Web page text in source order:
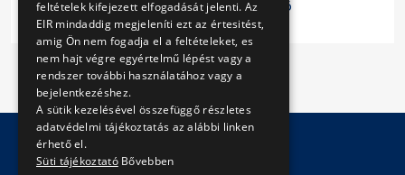
Előző 1 Következő
feltételek kifejezett elfogadását jelenti. Az
EIR mindaddig megjeleníti ezt az értesitést,
amig Ön nem fogadja el a feltételeket, es
nem hajt végre egyértelmű lépést vagy a
rendszer további használatához vagy a
bejelentkezéshez.
A sütik kezelésével összefüggő részletes
adatvédelmi tájékoztatás az alábbi linken
érhető el.
Süti tájékoztató Bővebben